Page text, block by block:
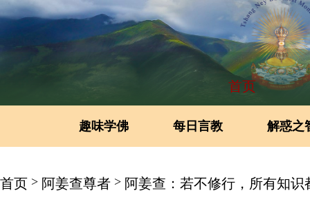
首页
趣味学佛 每日言教 解惑之
首页 > 阿姜查尊者 > 阿姜查：若不修行，所有知识